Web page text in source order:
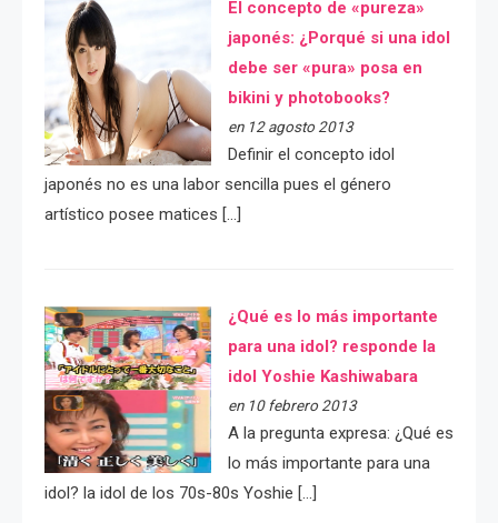
El concepto de «pureza»
japonés: ¿Porqué si una idol
debe ser «pura» posa en
bikini y photobooks?
en 12 agosto 2013
Definir el concepto idol
japonés no es una labor sencilla pues el género
artístico posee matices […]
¿Qué es lo más importante
para una idol? responde la
idol Yoshie Kashiwabara
en 10 febrero 2013
A la pregunta expresa: ¿Qué es
lo más importante para una
idol? la idol de los 70s-80s Yoshie […]